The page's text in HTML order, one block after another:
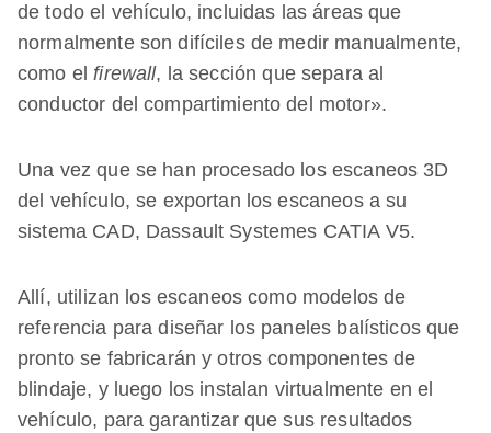
de todo el vehículo, incluidas las áreas que
normalmente son difíciles de medir manualmente,
como elfirewall, la sección que separa al
conductor del compartimiento del motor».
Una vez que se han procesado los escaneos 3D
del vehículo, se exportan los escaneos a su
sistema CAD, Dassault Systemes CATIA V5.
Allí, utilizan los escaneos como modelos de
referencia para diseñar los paneles balísticos que
pronto se fabricarán y otros componentes de
blindaje, y luego los instalan virtualmente en el
vehículo, para garantizar que sus resultados